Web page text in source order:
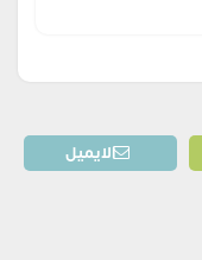
الايميل